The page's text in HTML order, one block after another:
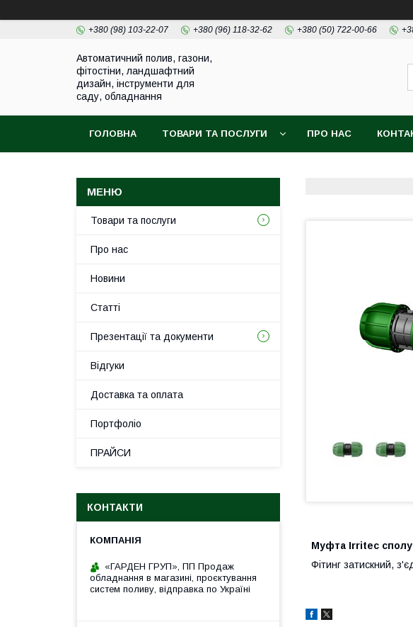
+380 (98) 103-22-07 +380 (96) 118-32-62 +380 (50) 722-00-66
Автоматичний полив, газони,
фітостіни, ландшафтний
дизайн, інструменти для
саду, обладнання
ГОЛОВНА ТОВАРИ ТА ПОСЛУГИ ПРО НАС
Муфта Irritec
Фітинг затискний,
Товари та послуги
Про нас
Новини
Статті
Презентації та документи
Відгуки
Доставка та оплата
Портфоліо
ПРАЙСИ
КОНТАКТИ
«ГАРДЕН ГРУП», ПП Продаж
обладнання в магазині, проєктування
систем поливу, відправка по Україні